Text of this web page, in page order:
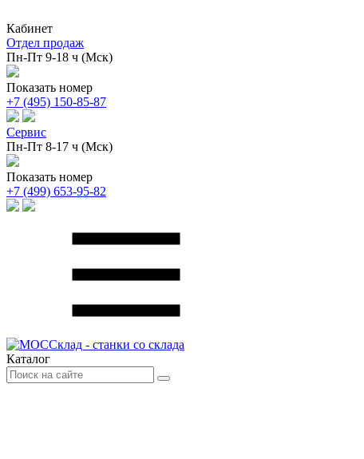
Кабинет
Отдел продаж
Пн-Пт 9-18 ч (Мск)
Показать номер
+7 (495) 150-85-87
Сервис
Пн-Пт 8-17 ч (Мск)
Показать номер
+7 (499) 653-95-82
Каталог